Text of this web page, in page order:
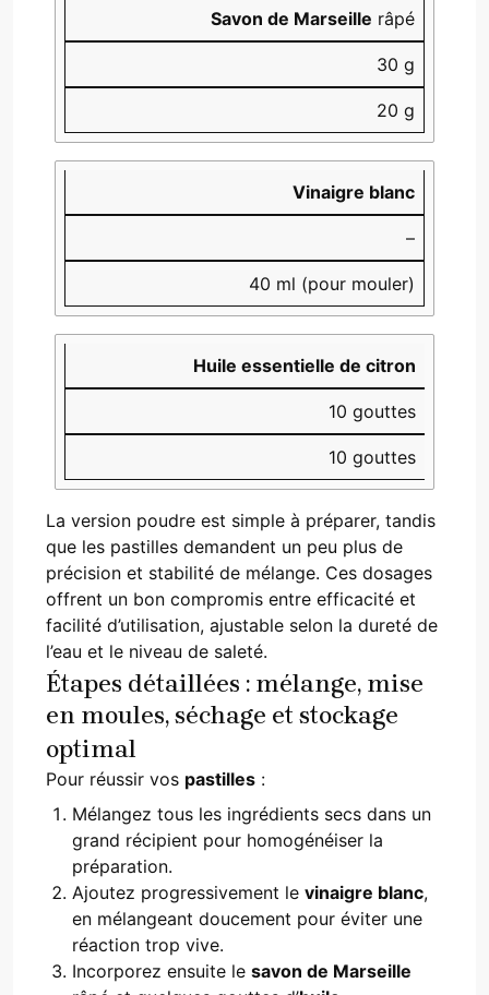
Savon de Marseille râpé
30 g
20 g
Vinaigre blanc
–
40 ml (pour mouler)
Huile essentielle de citron
10 gouttes
10 gouttes
La version poudre est simple à préparer, tandis
que les pastilles demandent un peu plus de
précision et stabilité de mélange. Ces dosages
offrent un bon compromis entre efficacité et
facilité d’utilisation, ajustable selon la dureté de
l’eau et le niveau de saleté.
Étapes détaillées : mélange, mise
en moules, séchage et stockage
optimal
Pour réussir vos pastilles :
Mélangez tous les ingrédients secs dans un
grand récipient pour homogénéiser la
préparation.
Ajoutez progressivement le vinaigre blanc,
en mélangeant doucement pour éviter une
réaction trop vive.
Incorporez ensuite le savon de Marseille